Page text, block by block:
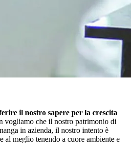
il nostro sapere per la crescita
vogliamo che il nostro patrimonio di
in azienda, il nostro intento è
al meglio tenendo a cuore ambiente e